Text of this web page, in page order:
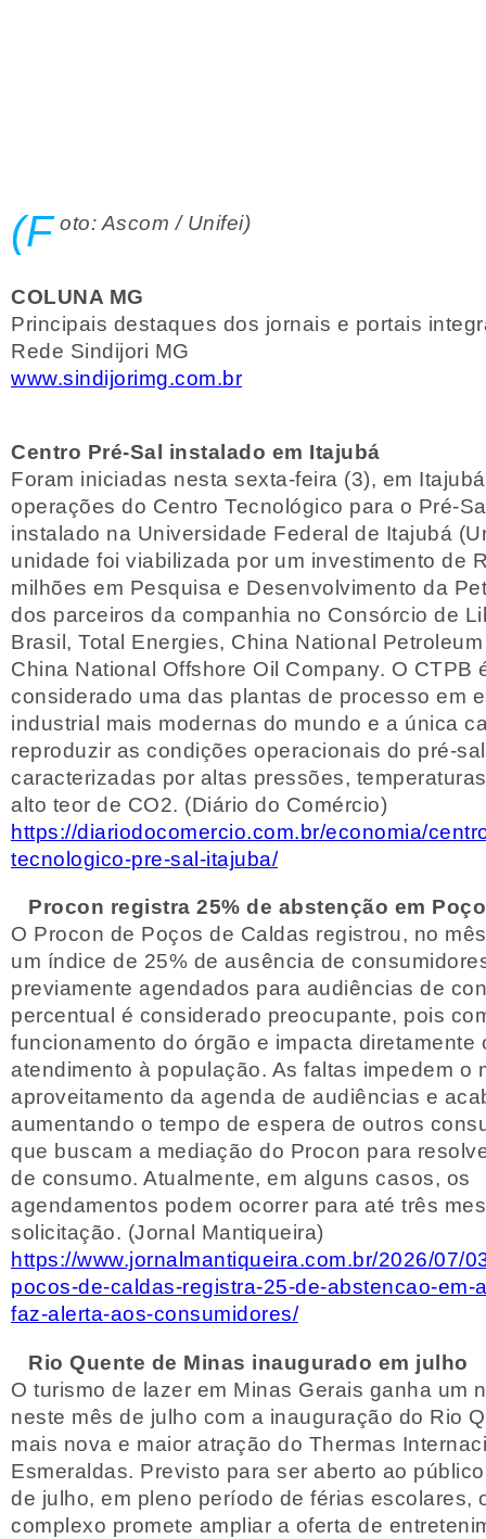
(F oto: Ascom / Unifei)
COLUNA MG
Principais destaques dos jornais e portais
Rede Sindijori MG
www.sindijorimg.com.br
Centro Pré-Sal instalado em Itajubá
Foram iniciadas nesta sexta-feira (3), em
operações do Centro Tecnológico para o Pré-
instalado na Universidade Federal de Itajubá
unidade foi viabilizada por um investimento de
milhões em Pesquisa e Desenvolvimento da
dos parceiros da companhia no Consórcio de
Brasil, Total Energies, China National
China National Offshore Oil Company. O CTPB
considerado uma das plantas de processo em
industrial mais modernas do mundo e a única
reproduzir as condições operacionais do pré-
caracterizadas por altas pressões,
alto teor de CO2. (Diário do Comércio)
https://diariodocomercio.com.br/economia/
tecnologico-pre-sal-itajuba/
Procon registra 25% de abstenção em
O Procon de Poços de Caldas registrou, no
um índice de 25% de ausência de
previamente agendados para audiências de
percentual é considerado preocupante, pois
funcionamento do órgão e impacta diretamente
atendimento à população. As faltas impedem o
aproveitamento da agenda de audiências e
aumentando o tempo de espera de outros
que buscam a mediação do Procon para
de consumo. Atualmente, em alguns casos, os
agendamentos podem ocorrer para até três
solicitação. (Jornal Mantiqueira)
https://www.jornalmantiqueira.com.br/2026/07/
pocos-de-caldas-registra-25-de-abstencao-em-
faz-alerta-aos-consumidores/
Rio Quente de Minas inaugurado em julho
O turismo de lazer em Minas Gerais ganha um
neste mês de julho com a inauguração do Rio
mais nova e maior atração do Thermas
Esmeraldas. Previsto para ser aberto ao
de julho, em pleno período de férias escolares,
complexo promete ampliar a oferta de